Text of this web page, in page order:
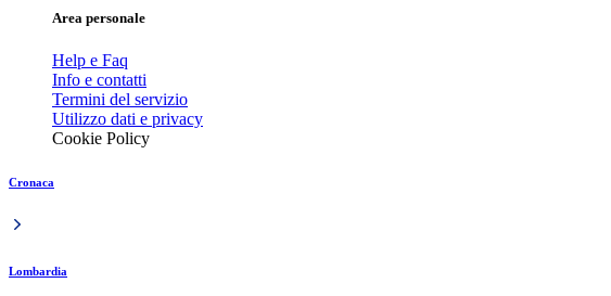
Area personale
Help e Faq
Info e contatti
Termini del servizio
Utilizzo dati e privacy
Cookie Policy
Cronaca
Lombardia